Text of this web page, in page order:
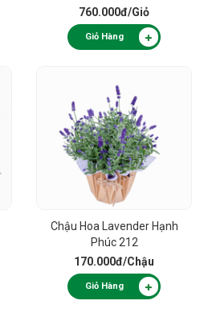
760.000đ/Giỏ
Giỏ Hàng
Chậu Hoa Lavender Hạnh
Phúc 212
170.000đ/Chậu
Giỏ Hàng